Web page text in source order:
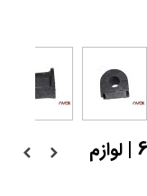
لاستیک چاکدار جلو لیفان ایکس 60 | لوازم